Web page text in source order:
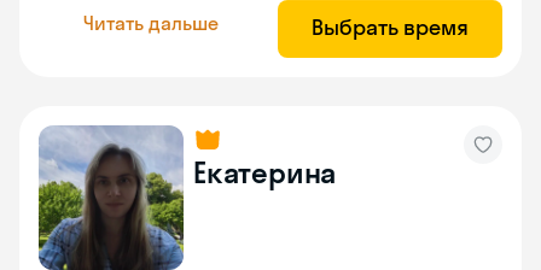
Читать дальше Выбрать время
Екатерина